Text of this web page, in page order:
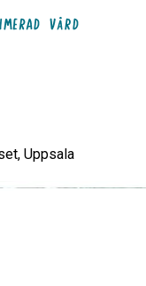
Uppsala